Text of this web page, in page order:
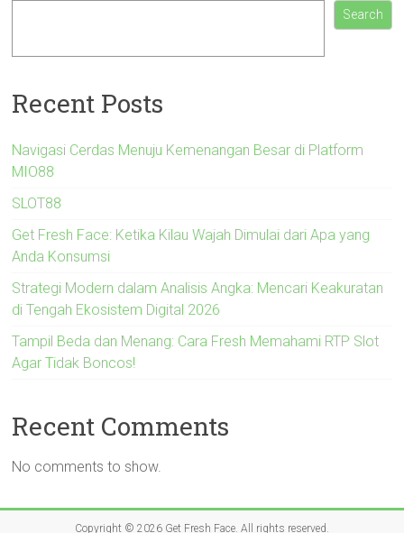
Search
Recent Posts
Navigasi Cerdas Menuju Kemenangan Besar di Platform
MIO88
SLOT88
Get Fresh Face: Ketika Kilau Wajah Dimulai dari Apa yang
Anda Konsumsi
Strategi Modern dalam Analisis Angka: Mencari Keakuratan
di Tengah Ekosistem Digital 2026
Tampil Beda dan Menang: Cara Fresh Memahami RTP Slot
Agar Tidak Boncos!
Recent Comments
No comments to show.
Copyright © 2026 Get Fresh Face. All rights reserved.